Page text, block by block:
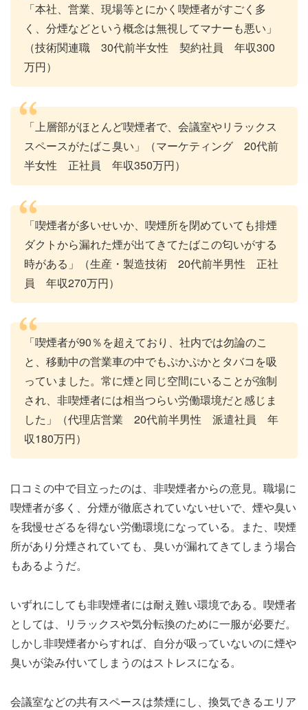
「本社、営業、現場等とにかく喫煙者がすごく多
く、分煙などという概念は無視してマナーも悪い」
（技術関連職 30代前半女性 契約社員 年収300
万円）
「上層部がほとんど喫煙者で、会議室やリラックス
スペースがたばこ臭い」（マーケティング 20代前
半女性 正社員 年収350万円）
「喫煙者が多いせいか、喫煙所を閉めていても排煙
ダクトから漏れた煙が出てきてたばこの匂いがする
時がある」（生産・製造技術 20代前半男性 正社
員 年収270万円）
「喫煙者が90％を超えており、社内では勿論のこ
と、移動中の営業車の中でもぷかぷかとタバコを吸
っていました。常に煙と同じ空間にいることが強制
され、非喫煙者には相当つらい労働環境だと感じま
した」（代理店営業 20代前半男性 派遣社員 年
収180万円）
口コミの中で目立ったのは、非喫煙者からの意見。職場に
喫煙者が多く、分煙が徹底されていないせいで、煙や臭い
を我慢せざるを得ない労働環境になっている。また、喫煙
所があり分煙されていても、臭いが漏れてきてしまう場合
もあるようだ。
いずれにしても非喫煙者には耐え難い環境である。喫煙者
としては、リラックスや気分転換のために一服が必要だ。
しかし非喫煙者からすれば、自分が吸っていないのに煙や
臭いが染み付いてしまうのはストレスになる。
会議室などの共有スペースは禁煙にし、換気できるエリア